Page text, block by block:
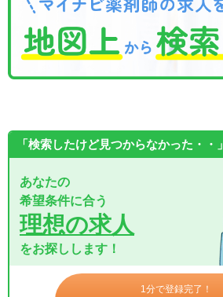
「検索したけど見つからなかった・・」
あなたの
希望条件に合う
理想の求人
をお探しします！
1分で登録完了！